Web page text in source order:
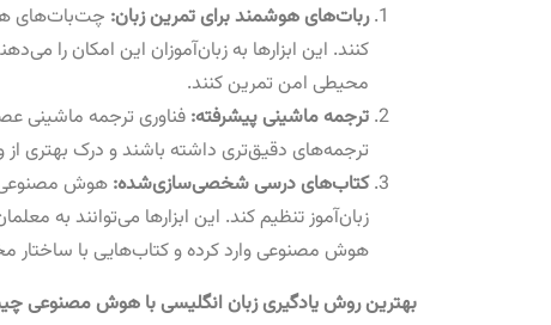
ربات‌های هوشمند برای تمرین زبان: چت‌بات‌های
کنند. این ابزارها به زبان‌آموزان این امکان را
محیطی امن تمرین کنند.
ترجمه ماشینی پیشرفته: فناوری ترجمه ماشینی
ترجمه‌های دقیق‌تری داشته باشند و درک بهتری از
کتاب‌های درسی شخصی‌سازی‌شده: هوش مصنوعی
زبان‌آموز تنظیم کند. این ابزارها می‌توانند به
هوش مصنوعی وارد کرده و کتاب‌هایی با ساختار
بهترین روش یادگیری زبان انگلیسی با هوش مصنوعی